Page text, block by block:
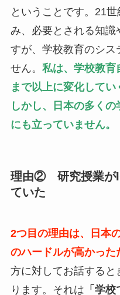
ということです。21
み、必要とされる知識
すが、学校教育のシス
せん。 私は、学校教育
まで以上に変化してい
しかし、日本の多く
にも立っていません。
理由② 研究授業が
ていた
2つ目の理由は、日本
のハードルが高かった
方に対してお話する
ります。それは 「学